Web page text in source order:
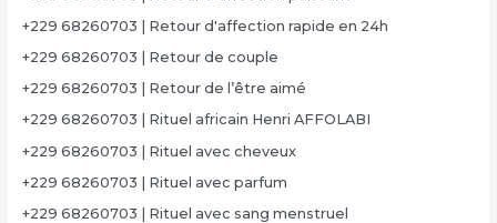
+229 68260703 | Retour d'affection rapide en 24h
+229 68260703 | Retour de couple
+229 68260703 | Retour de l’être aimé
+229 68260703 | Rituel africain Henri AFFOLABI
+229 68260703 | Rituel avec cheveux
+229 68260703 | Rituel avec parfum
+229 68260703 | Rituel avec sang menstruel